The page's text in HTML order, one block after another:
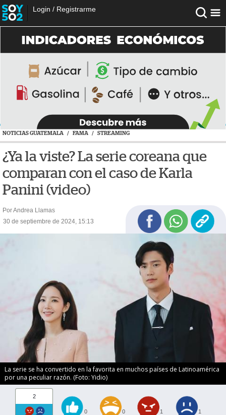
Login / Registrarme
NOTICIAS GUATEMALA / FAMA / STREAMING
¿Ya la viste? La serie coreana que
comparan con el caso de Karla
Panini (video)
Por Andrea Llamas
30 de septiembre de 2024, 15:13
La serie se ha convertido en la favorita en muchos países de Latinoamérica
por una peculiar razón. (Foto: Yidio)
2
0 0 1 1